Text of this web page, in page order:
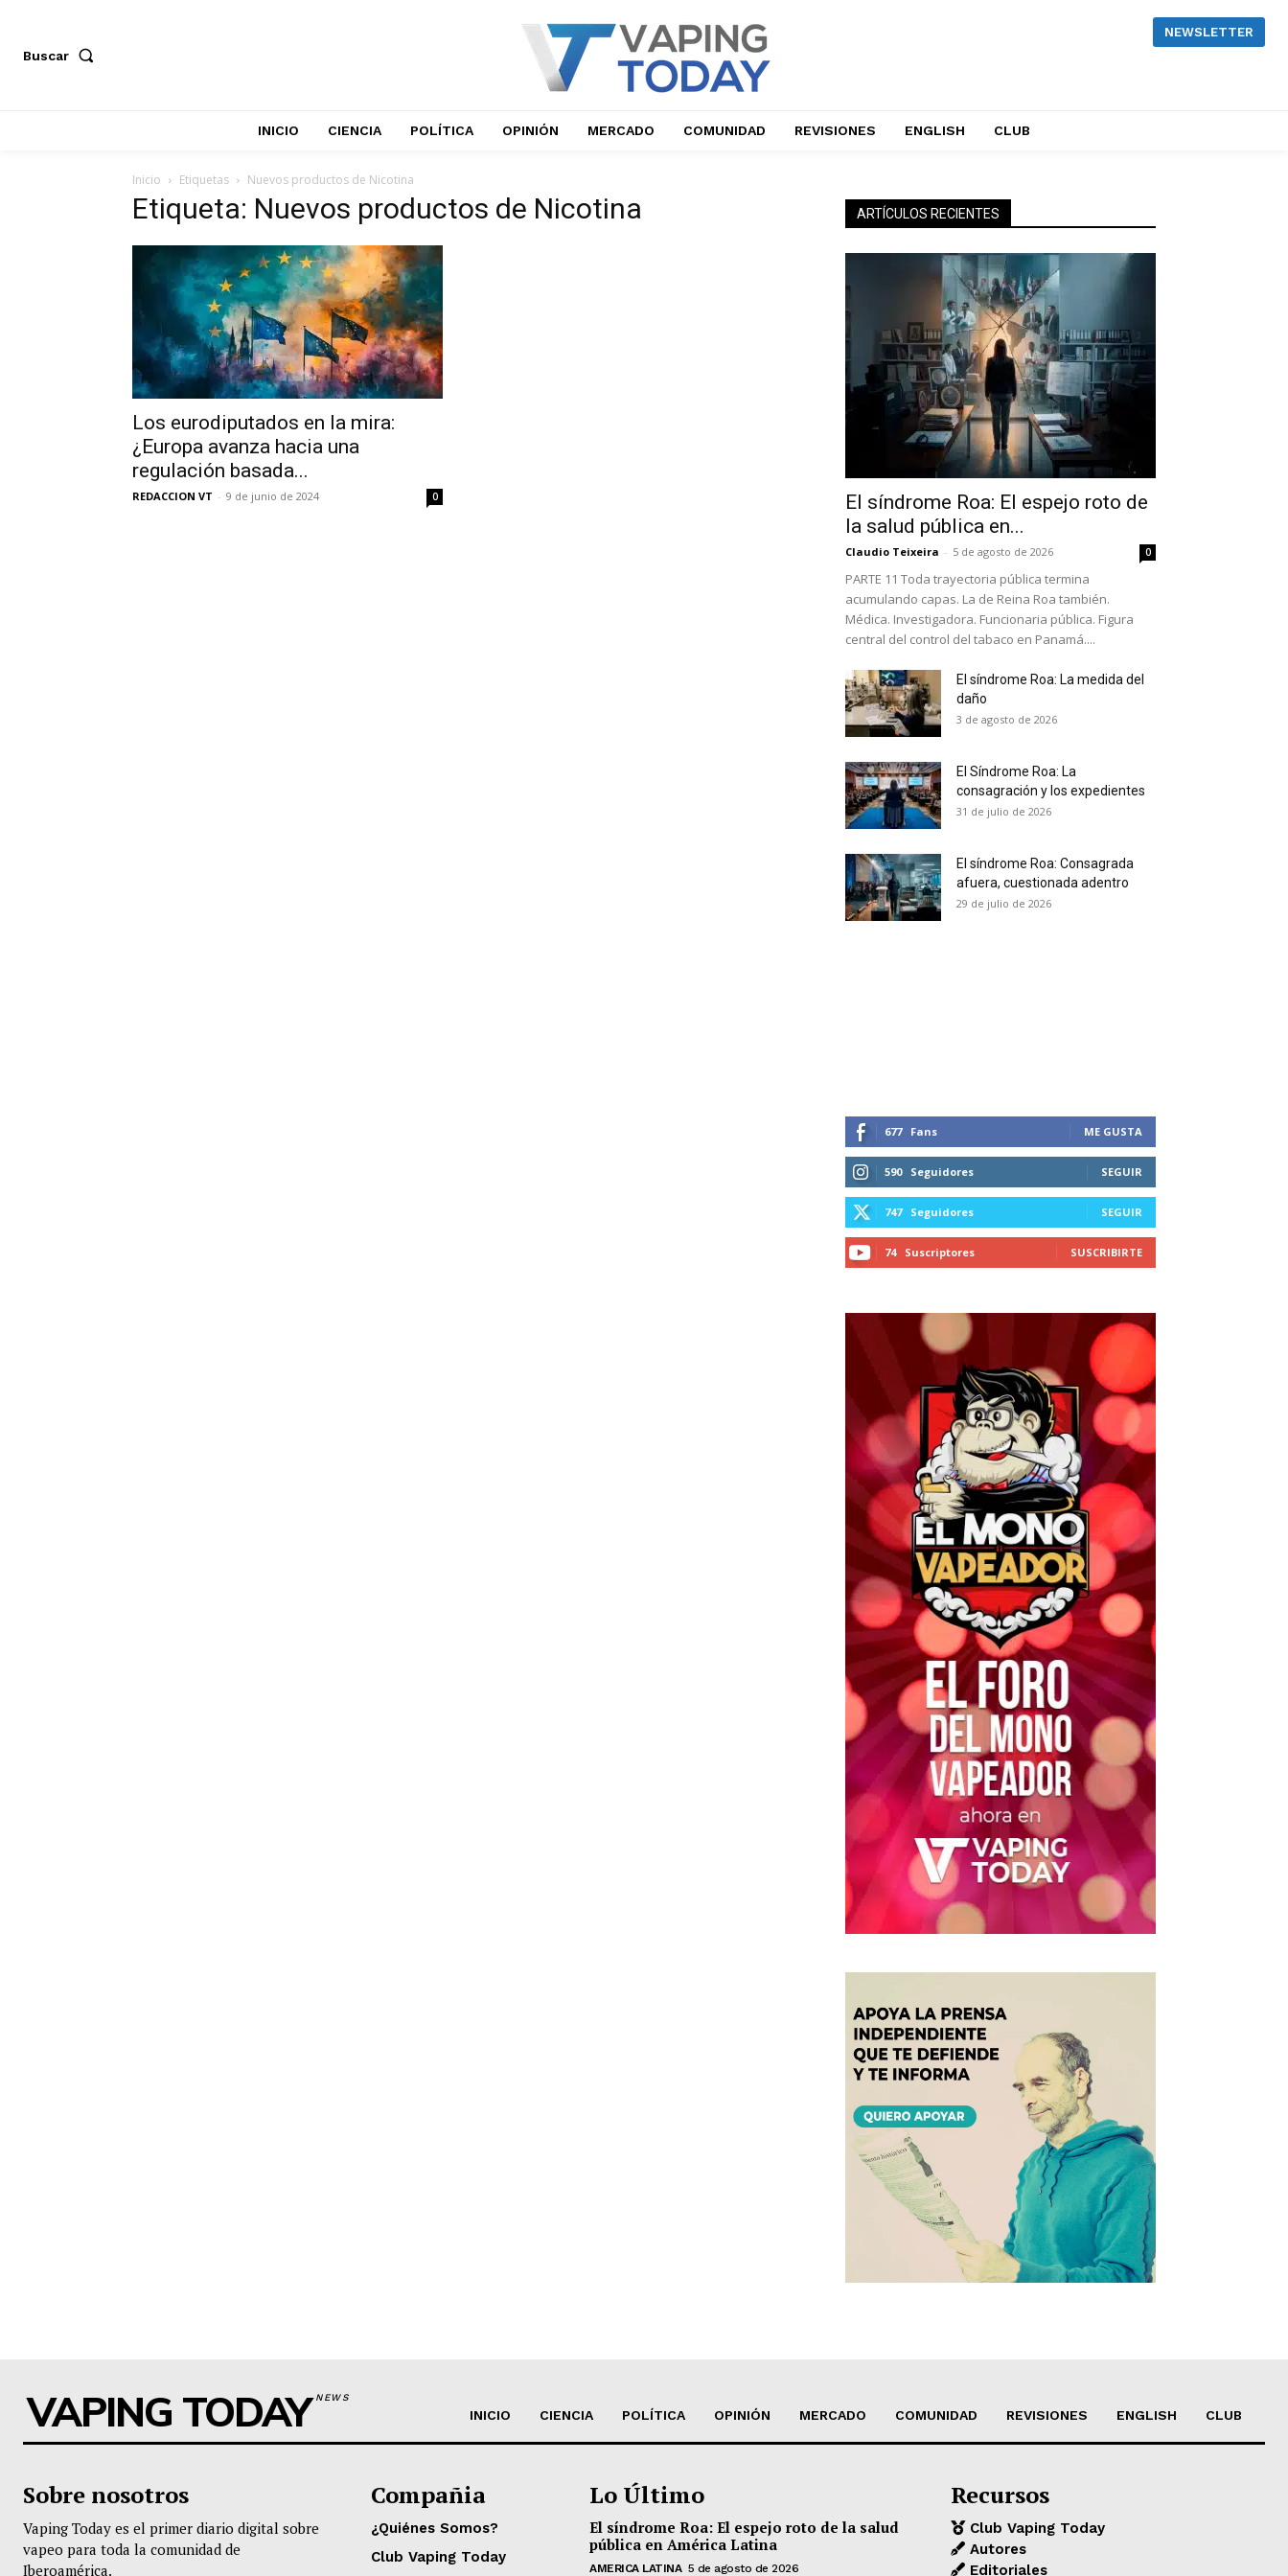
No te pierdas de las últimas
Suscríbete a nuestro boletín diario y recibe todas las
noticias del vapeo y la reducción de daños en tu correo
Subscribe to our daily clipping and receive all the news
of vaping and tobacco harm reduction in your email.
Buscar
NEWSLETTER
INICIO CIENCIA POLÍTICA OPINIÓN MERCADO COMUNIDAD REVISIONES ENGLISH CLUB
Inicio Etiquetas Nuevos productos de Nicotina
Etiqueta: Nuevos productos de Nicotina
Los eurodiputados en la mira:
¿Europa avanza hacia una
regulación basada...
REDACCION VT - 9 de junio de 2024 0
ARTÍCULOS RECIENTES
El síndrome Roa: El espejo roto de
la salud pública en...
Claudio Teixeira - 5 de agosto de 2026 0
PARTE 11 Toda trayectoria pública termina
acumulando capas. La de Reina Roa también.
Médica. Investigadora. Funcionaria pública. Figura
central del control del tabaco en Panamá....
El síndrome Roa: La medida del
daño
3 de agosto de 2026
El Síndrome Roa: La
consagración y los expedientes
31 de julio de 2026
El síndrome Roa: Consagrada
afuera, cuestionada adentro
29 de julio de 2026
677 Fans ME GUSTA
590 Seguidores SEGUIR
747 Seguidores SEGUIR
74 Suscriptores SUSCRIBIRTE
VAPING TODAYNEWS
INICIO CIENCIA POLÍTICA OPINIÓN MERCADO COMUNIDAD REVISIONES ENGLISH CLUB
Sobre nosotros
Vaping Today es el primer diario digital sobre
vapeo para toda la comunidad de
Iberoamérica.
Compañia
¿Quiénes Somos?
Club Vaping Today
Lo Último
El síndrome Roa: El espejo roto de la salud
pública en América Latina
AMERICA LATINA 5 de agosto de 2026
Recursos
Club Vaping Today
Autores
Editoriales